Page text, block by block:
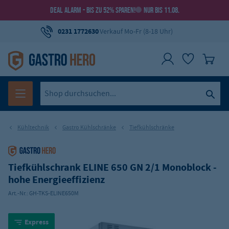
DEAL ALARM - BIS ZU 52% SPAREN! NUR BIS 11.08.
0231 1772630Verkauf Mo-Fr (8-18 Uhr)
Kühltechnik Gastro Kühlschränke Tiefkühlschränke
Tiefkühlschrank ELINE 650 GN 2/1 Monoblock -
hohe Energieeffizienz
Art.-Nr.: GH-TKS-ELINE650M
Express